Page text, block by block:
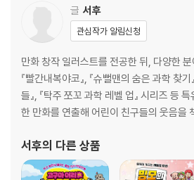
글 서후
관심작가 알림신청
만화 창작 일러스트를 전공한 뒤, 다양한
『빨간내복야코』, 『슈뻘맨의 숨은 과학 찾
들』, 『탁주 쪼꼬 과학 레벨 업』 시리즈 등
한 만화를 연출해 어린이 친구들의 웃음을
서후의 다른 상품